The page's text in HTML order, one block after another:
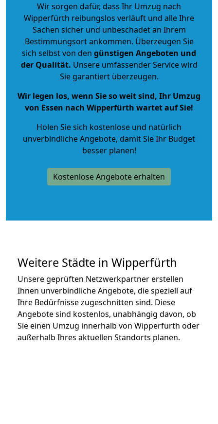
Wir sorgen dafür, dass Ihr Umzug nach
Wipperfürth reibungslos verläuft und alle Ihre
Sachen sicher und unbeschadet an Ihrem
Bestimmungsort ankommen. Überzeugen Sie
sich selbst von den günstigen Angeboten und
der Qualität. Unsere umfassender Service wird
Sie garantiert überzeugen.
Wir legen los, wenn Sie so weit sind, Ihr Umzug
von Essen nach Wipperfürth wartet auf Sie!
Holen Sie sich kostenlose und natürlich
unverbindliche Angebote, damit Sie Ihr Budget
besser planen!
Kostenlose Angebote erhalten
Weitere Städte in Wipperfürth
Unsere geprüften Netzwerkpartner erstellen
Ihnen unverbindliche Angebote, die speziell auf
Ihre Bedürfnisse zugeschnitten sind. Diese
Angebote sind kostenlos, unabhängig davon, ob
Sie einen Umzug innerhalb von Wipperfürth oder
außerhalb Ihres aktuellen Standorts planen.